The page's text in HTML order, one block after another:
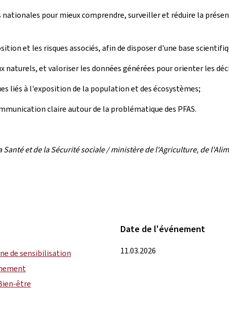
pour mieux comprendre, surveiller et réduire la
et les risques associés, afin de disposer d'une base
naturels, et valoriser les données générées pour orienter les
liés à l'exposition de la population et des écosystèmes;
claire autour de la problématique des PFAS.
et de la Sécurité sociale / ministère de l'Agriculture, de
de sensibilisation
être
Date de l'événement
11.03.2026